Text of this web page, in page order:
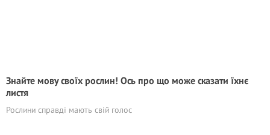
Знайте мову своїх рослин! Ось про що може сказати їхнє
листя
Рослини справді мають свій голос